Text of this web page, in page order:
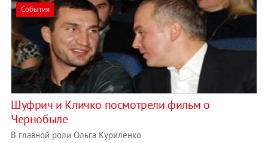
События
Шуфрич и Кличко посмотрели фильм о
Чернобыле
В главной роли Ольга Куриленко